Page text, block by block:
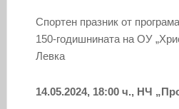
Спортен празник от
150-годишнината на ОУ
Левка
14.05.2024, 18:00 ч., НЧ